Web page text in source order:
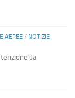
AEREE/ NOTIZIE
da